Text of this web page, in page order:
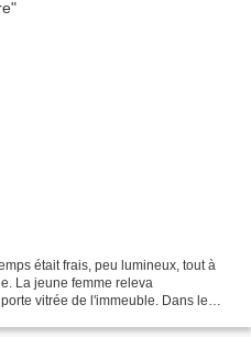
était frais, peu lumineux, tout à
La jeune femme releva
vitrée de l'immeuble. Dans le